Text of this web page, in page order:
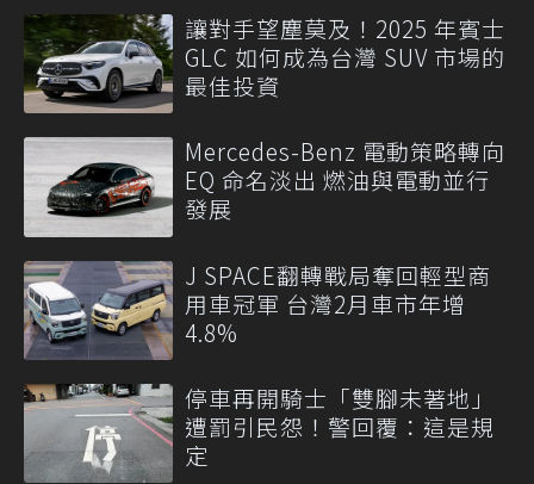
讓對手望塵莫及！2025 年賓士
GLC 如何成為台灣 SUV 市場的
最佳投資
Mercedes-Benz 電動策略轉向
EQ 命名淡出 燃油與電動並行
發展
J SPACE翻轉戰局奪回輕型商
用車冠軍 台灣2月車市年增
4.8%
停車再開騎士「雙腳未著地」
遭罰引民怨！警回覆：這是規
定